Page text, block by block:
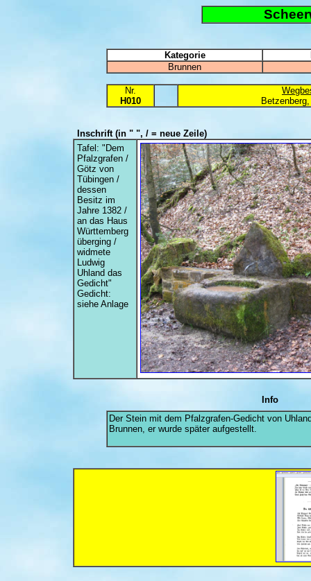
Kategorie
Brunnen
Nr.
H010
Inschrift(in " ", / = neue Zeile)
Tafel: "Dem
Pfalzgrafen /
Götz von
Tübingen /
dessen
Besitz im
Jahre 1382 /
an das Haus
Württemberg
überging /
widmete
Ludwig
Uhland das
Gedicht"
Gedicht:
siehe Anlage
Info
Der Stein mit dem Pfalzgrafen-Gedicht von
Brunnen, er wurde später aufgestellt.